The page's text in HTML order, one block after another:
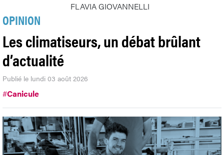
FLAVIA GIOVANNELLI
OPINION
Les climatiseurs, un débat brûlant
d’actualité
Publié le lundi 03 août 2026
#Canicule